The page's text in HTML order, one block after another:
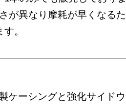
が異なり摩耗が早くなるた
。
ケーシングと強化サイドウ